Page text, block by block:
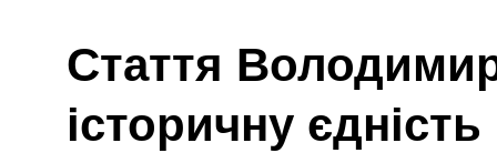
Стаття
історичну